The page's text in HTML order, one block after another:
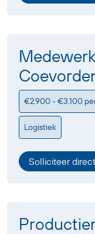
€2.900 - €3.100
Logistiek
Solliciteer direct